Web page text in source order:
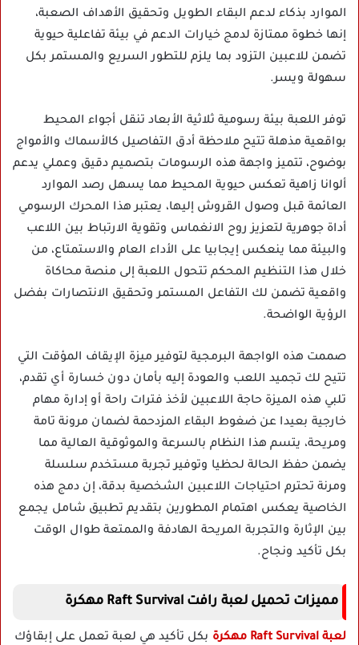
الموارد بذكاء لدعم البقاء الطويل وتحقيق الأهداف الصعبة،
إنها خطوة ممتازة لدمج خيارات الدعم في بيئة تفاعلية حيوية
تضمن للاعبين التزود بما يلزم للتطور السريع والمستمر بكل
سهولة ويسر.
توفر اللعبة بيئة رسومية ثلاثية الأبعاد تنقل أجواء المحيط
بواقعية مذهلة تتيح ملاحظة أدق التفاصيل كالأسماك والأمواج
بوضوح، تتميز واجهة هذه الرسومات بتصميم دقيق وعملي يدعم
ألوانا زاهية تعكس حيوية المحيط مما يسهل رصد الموارد
العائمة قبل وصول القروش إليها، يعتبر هذا المحرك الرسومي
أداة جوهرية لتعزيز روح الانغماس وتقوية الارتباط بين اللاعب
والبيئة مما ينعكس إيجابيا على الأداء العام والاستمتاع، من
خلال هذا التنظيم المحكم تتحول اللعبة إلى منصة محاكاة
واقعية تضمن لك التفاعل المستمر وتحقيق الانتصارات بفضل
الرؤية الواضحة.
صممت هذه الواجهة البرمجية لتوفير ميزة الإيقاف المؤقت التي
تتيح لك تجميد اللعب والعودة إليه بأمان دون خسارة أي تقدم،
تلبي هذه الميزة حاجة اللاعبين لأخذ فترات راحة أو إدارة مهام
خارجية بعيدا عن ضغوط البقاء المزدحمة لضمان مرونة تامة
ومريحة، يتسم هذا النظام بالسرعة والموثوقية العالية مما
يضمن حفظ الحالة لحظيا وتوفير تجربة مستخدم سلسلة
ومرنة تحترم احتياجات اللاعبين الشخصية بدقة، إن دمج هذه
الخاصية يعكس اهتمام المطورين بتقديم تطبيق شامل يجمع
بين الإثارة والتجربة المريحة الهادفة والممتعة طوال الوقت
بكل تأكيد ونجاح.
مميزات تحميل لعبة رافت Raft Survival مهكرة
لعبة Raft Survival مهكرة
بكل تأكيد هي لعبة تعمل على إبقاؤك